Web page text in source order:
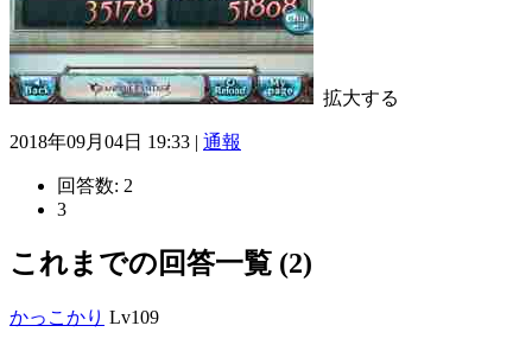
拡大する
2018年09月04日 19:33 | 通報
回答数: 2
3
これまでの回答一覧 (2)
かっこかり Lv109